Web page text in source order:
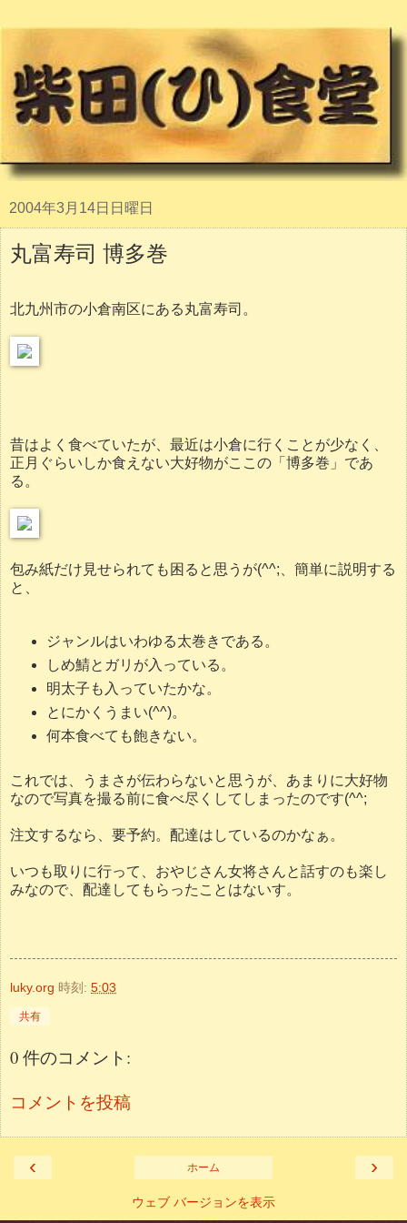
2004年3月14日日曜日
丸富寿司 博多巻
北九州市の小倉南区にある丸富寿司。
昔はよく食べていたが、最近は小倉に行くことが少なく、
正月ぐらいしか食えない大好物がここの「博多巻」であ
る。
包み紙だけ見せられても困ると思うが(^^;、簡単に説明する
と、
ジャンルはいわゆる太巻きである。
しめ鯖とガリが入っている。
明太子も入っていたかな。
とにかくうまい(^^)。
何本食べても飽きない。
これでは、うまさが伝わらないと思うが、あまりに大好物
なので写真を撮る前に食べ尽くしてしまったのです(^^;
注文するなら、要予約。配達はしているのかなぁ。
いつも取りに行って、おやじさん女将さんと話すのも楽し
みなので、配達してもらったことはないす。
luky.org 時刻: 5:03
共有
0 件のコメント:
コメントを投稿
‹ ›
ホーム
ウェブ バージョンを表示